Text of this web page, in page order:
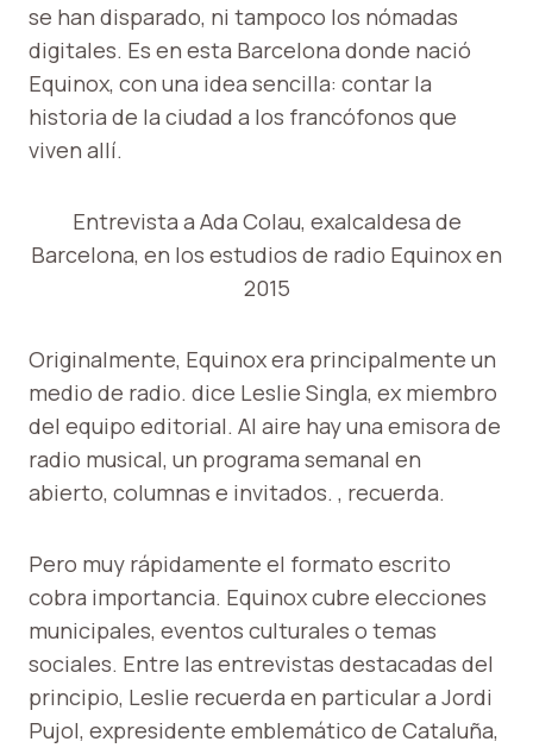
se han disparado, ni tampoco los nómadas
digitales. Es en esta Barcelona donde nació
Equinox, con una idea sencilla: contar la
historia de la ciudad a los francófonos que
viven allí.
Entrevista a Ada Colau, exalcaldesa de
Barcelona, ​​en los estudios de radio Equinox en
2015
Originalmente, Equinox era principalmente un
medio de radio. dice Leslie Singla, ex miembro
del equipo editorial. Al aire hay una emisora ​​​​de
radio musical, un programa semanal en
abierto, columnas e invitados. , recuerda.
Pero muy rápidamente el formato escrito
cobra importancia. Equinox cubre elecciones
municipales, eventos culturales o temas
sociales. Entre las entrevistas destacadas del
principio, Leslie recuerda en particular a Jordi
Pujol, expresidente emblemático de Cataluña,